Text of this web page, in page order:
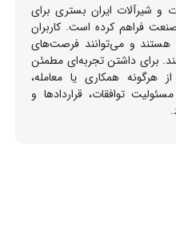
و شیرآلات ایران بستری برای
فراهم کرده است. کاربران
هستند و می‌توانند فرصت‌های
برای داشتن تجربه‌ای مطمئن
همکاری یا معامله،
توافقات، قراردادها و